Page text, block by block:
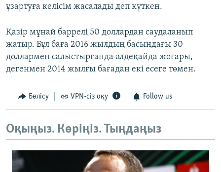
ұзартуға келісім жасалады деп күткен.
Қазір мұнай баррелі 50 доллардан саудаланып
жатыр. Бұл баға 2016 жылдың басындағы 30
доллармен салыстырғанда әлдеқайда жоғары,
дегенмен 2014 жылғы бағадан екі есеге төмен.
Бөлісу VPN-сіз оқу Follow us
Оқыңыз. Көріңіз. Тыңдаңыз